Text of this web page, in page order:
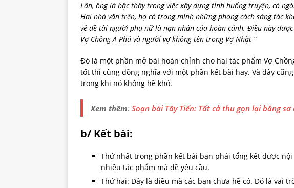
Lân, ông là bậc thầy trong việc xây dựng tình huống truyện, có
Hai nhà văn trên, họ có trong mình những phong cách sáng tác
về đề tài người phụ nữ là nạn nhân của hoàn cảnh. Điều này
Vợ Chồng A Phủ và người vợ không tên trong Vợ Nhặt “
Đó là một phần mở bài hoàn chỉnh cho hai tác phẩm Vợ
tốt thì cũng đồng nghĩa với một phần kết bài hay. Và đây
trong khi nó không hề khó.
Xem thêm: Soạn bài Tây Tiến: Tất cả thu gọn lại bằng
b/ Kết bài:
Thứ nhất trong phần kết bài bạn phải tổng kết được
nhiều tác phẩm mà đề yêu cầu.
Thứ hai: Đây là điều mà các bạn chưa hề có. Đó là vai